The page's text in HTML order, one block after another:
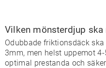
Vilken mönsterdjup
Odubbade friktionsdäck
3mm, men helst uppemot
optimal prestanda och